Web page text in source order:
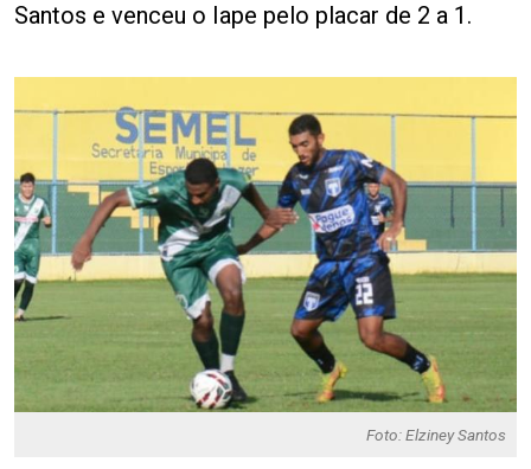
Santos e venceu o Iape pelo placar de 2 a 1.
Foto: Elziney Santos